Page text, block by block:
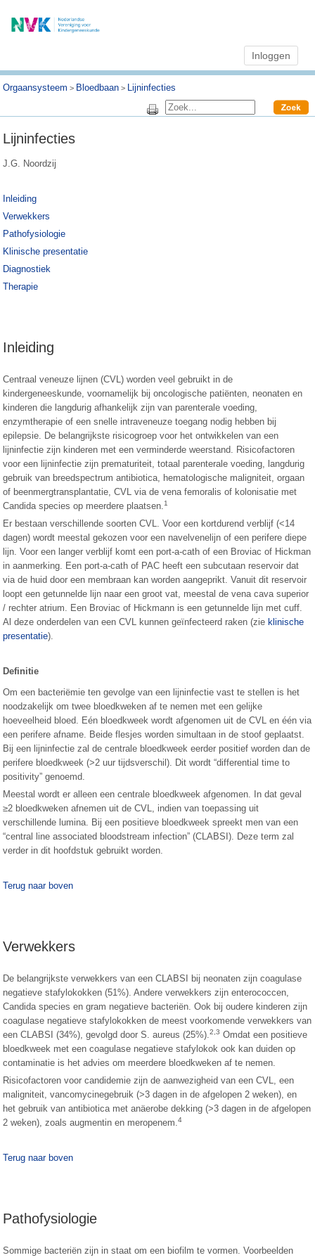
Inloggen
Orgaansysteem > Bloedbaan > Lijninfecties
Lijninfecties
J.G. Noordzij
Inleiding
Verwekkers
Pathofysiologie
Klinische presentatie
Diagnostiek
Therapie
Inleiding
Centraal veneuze lijnen (CVL) worden veel gebruikt in de
kindergeneeskunde, voornamelijk bij oncologische patiënten, neonaten en
kinderen die langdurig afhankelijk zijn van parenterale voeding,
enzymtherapie of een snelle intraveneuze toegang nodig hebben bij
epilepsie. De belangrijkste risicogroep voor het ontwikkelen van een
lijninfectie zijn kinderen met een verminderde weerstand. Risicofactoren
voor een lijninfectie zijn prematuriteit, totaal parenterale voeding, langdurig
gebruik van breedspectrum antibiotica, hematologische maligniteit, orgaan
of beenmergtransplantatie, CVL via de vena femoralis of kolonisatie met
Candida species op meerdere plaatsen.1
Er bestaan verschillende soorten CVL. Voor een kortdurend verblijf (<14
dagen) wordt meestal gekozen voor een navelvenelijn of een perifere diepe
lijn. Voor een langer verblijf komt een port-a-cath of een Broviac of Hickman
in aanmerking. Een port-a-cath of PAC heeft een subcutaan reservoir dat
via de huid door een membraan kan worden aangeprikt. Vanuit dit reservoir
loopt een getunnelde lijn naar een groot vat, meestal de vena cava superior
/ rechter atrium. Een Broviac of Hickmann is een getunnelde lijn met cuff.
Al deze onderdelen van een CVL kunnen geïnfecteerd raken (zie klinische
presentatie).
Definitie
Om een bacteriëmie ten gevolge van een lijninfectie vast te stellen is het
noodzakelijk om twee bloedkweken af te nemen met een gelijke
hoeveelheid bloed. Eén bloedkweek wordt afgenomen uit de CVL en één via
een perifere afname. Beide flesjes worden simultaan in de stoof geplaatst.
Bij een lijninfectie zal de centrale bloedkweek eerder positief worden dan de
perifere bloedkweek (>2 uur tijdsverschil). Dit wordt “differential time to
positivity” genoemd.
Meestal wordt er alleen een centrale bloedkweek afgenomen. In dat geval
≥2 bloedkweken afnemen uit de CVL, indien van toepassing uit
verschillende lumina. Bij een positieve bloedkweek spreekt men van een
“central line associated bloodstream infection” (CLABSI). Deze term zal
verder in dit hoofdstuk gebruikt worden.
Terug naar boven
Verwekkers
De belangrijkste verwekkers van een CLABSI bij neonaten zijn coagulase
negatieve stafylokokken (51%). Andere verwekkers zijn enterococcen,
Candida species en gram negatieve bacteriën. Ook bij oudere kinderen zijn
coagulase negatieve stafylokokken de meest voorkomende verwekkers van
een CLABSI (34%), gevolgd door S. aureus (25%).2,3 Omdat een positieve
bloedkweek met een coagulase negatieve stafylokok ook kan duiden op
contaminatie is het advies om meerdere bloedkweken af te nemen.
Risicofactoren voor candidemie zijn de aanwezigheid van een CVL, een
maligniteit, vancomycinegebruik (>3 dagen in de afgelopen 2 weken), en
het gebruik van antibiotica met anäerobe dekking (>3 dagen in de afgelopen
2 weken), zoals augmentin en meropenem.4
Terug naar boven
Pathofysiologie
Sommige bacteriën zijn in staat om een biofilm te vormen. Voorbeelden